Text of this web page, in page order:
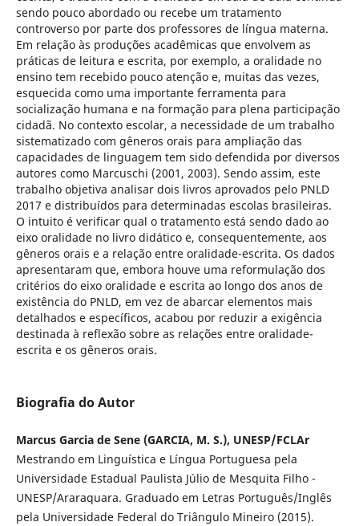
sendo pouco abordado ou recebe um tratamento
controverso por parte dos professores de língua materna.
Em relação às produções acadêmicas que envolvem as
práticas de leitura e escrita, por exemplo, a oralidade no
ensino tem recebido pouco atenção e, muitas das vezes,
esquecida como uma importante ferramenta para
socialização humana e na formação para plena participação
cidadã. No contexto escolar, a necessidade de um trabalho
sistematizado com gêneros orais para ampliação das
capacidades de linguagem tem sido defendida por diversos
autores como Marcuschi (2001, 2003). Sendo assim, este
trabalho objetiva analisar dois livros aprovados pelo PNLD
2017 e distribuídos para determinadas escolas brasileiras.
O intuito é verificar qual o tratamento está sendo dado ao
eixo oralidade no livro didático e, consequentemente, aos
gêneros orais e a relação entre oralidade-escrita. Os dados
apresentaram que, embora houve uma reformulação dos
critérios do eixo oralidade e escrita ao longo dos anos de
existência do PNLD, em vez de abarcar elementos mais
detalhados e específicos, acabou por reduzir a exigência
destinada à reflexão sobre as relações entre oralidade-
escrita e os gêneros orais.
Biografia do Autor
Marcus Garcia de Sene (GARCIA, M. S.), UNESP/FCLAr
Mestrando em Linguística e Língua Portuguesa pela
Universidade Estadual Paulista Júlio de Mesquita Filho -
UNESP/Araraquara. Graduado em Letras Português/Inglês
pela Universidade Federal do Triângulo Mineiro (2015).